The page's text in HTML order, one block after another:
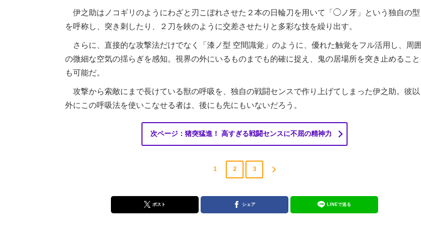
伊之助はノコギリのようにわざと刃こぼれさせた２本の日輪刀を用いて「◯ノ牙」という独自の型
を呼称し、突き刺したり、２刀を鋏のように交差させたりと多彩な技を繰り出す。
さらに、直接的な攻撃法だけでなく「漆ノ型 空間識覚」のように、優れた触覚をフル活用し、周囲
の微細な空気の揺らぎを感知。視界の外にいるものまでも的確に捉え、鬼の居場所を突き止めること
も可能だ。
攻撃から索敵にまで長けている獣の呼吸を、独自の戦闘センスで作り上げてしまった伊之助。彼以
外にこの呼吸法を使いこなせる者は、後にも先にもいないだろう。
次ページ：猪突猛進！ 高すぎる戦闘センスに不屈の精神力
1 2 3
ポスト シェア LINEで送る